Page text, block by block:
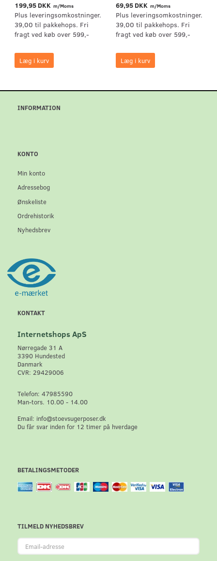
199,95 DKK m/Moms
Plus leveringsomkostninger.
39,00 til pakkehops. Fri
fragt ved køb over 599,-
Læg i kurv
69,95 DKK m/Moms
Plus leveringsomkostninger.
39,00 til pakkehops. Fri
fragt ved køb over 599,-
Læg i kurv
INFORMATION
KONTO
Min konto
Adressebog
Ønskeliste
Ordrehistorik
Nyhedsbrev
KONTAKT
Internetshops ApS
Nørregade 31 A
3390 Hundested
Danmark
CVR: 29429006
Telefon: 47985590
Man-tors. 10.00 - 14.00
Email: info@stoevsugerposer.dk
Du får svar inden for 12 timer på hverdage
BETALINGSMETODER
TILMELD NYHEDSBREV
Email-
adresse